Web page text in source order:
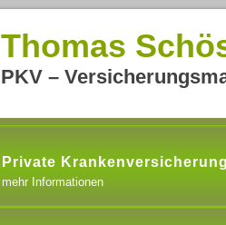
Thomas
PKV –
Private Krankenversicherung
mehr Informationen